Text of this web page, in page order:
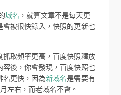
域名 ，就算文章不是每天更
被很快錄入，快照的更新也
取頻率更高，百度快照釋放
後，你會發現，百度快照也
名更快，因為新域名是需要有
左右，而老域名不會。